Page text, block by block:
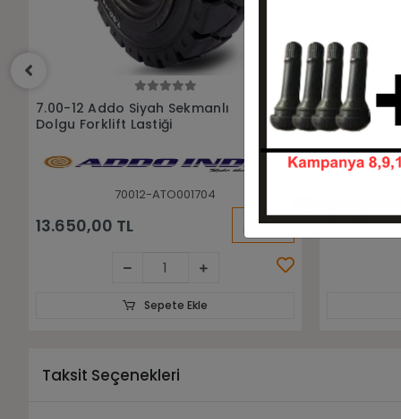
7.00-12 Addo İz Bırakmayan
Sekmanlı Dolgu Forklift Lastiği
70012-ATO001859
16.250,00 TL KARGO
BEDAVA
Sepete Ekle
7.00-12
8.456,18
Taksit Seçenekleri